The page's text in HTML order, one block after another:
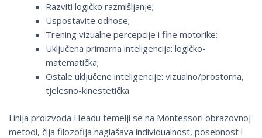
Razviti logičko razmišljanje;
Uspostavite odnose;
Trening vizualne percepcije i fine motorike;
Uključena primarna inteligencija: logičko-
matematička;
Ostale uključene inteligencije: vizualno/prostorna,
tjelesno-kinestetička.
Linija proizvoda Headu temelji se na Montessori obrazovnoj
metodi, čija filozofija naglašava individualnost, posebnost i